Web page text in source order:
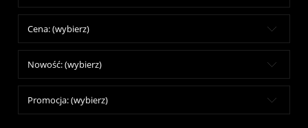
Cena: (wybierz)
Nowość: (wybierz)
Promocja: (wybierz)